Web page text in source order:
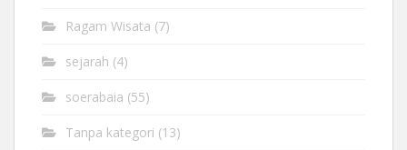
Ragam Wisata (7)
sejarah (4)
soerabaia (55)
Tanpa kategori (13)